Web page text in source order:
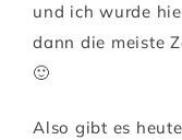
und ich wurde
dann die meiste
🙂
Also gibt es